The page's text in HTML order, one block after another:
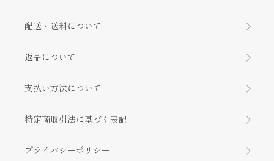
配送・送料について
返品について
支払い方法について
特定商取引法に基づく表記
プライバシーポリシー